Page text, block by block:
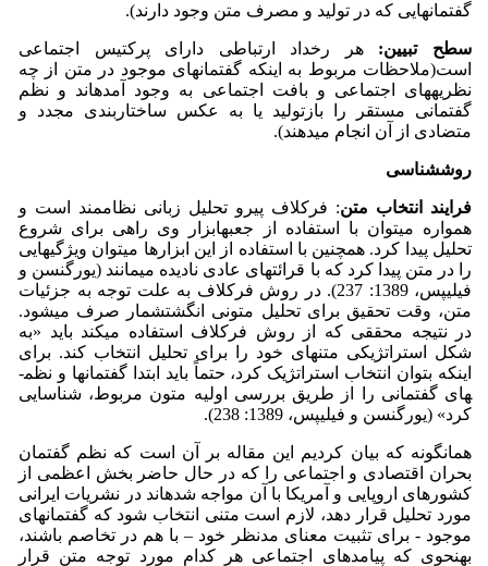
گفتمان­هایی که در تولید و مصرف متن وجود دارند).
سطح تبیین: هر رخداد ارتباطی دارای پرکتیس اجتماعی
است(ملاحظات مربوط به اینکه گفتمان­های موجود در متن از چه
نظریه­های اجتماعی و بافت اجتماعی به وجود آمده­اند و نظم
گفتمانی مستقر را بازتولید یا به عکس ساختاربندی مجدد و
متضادی از آن انجام می­دهند).
روش­شناسی
فرایند انتخاب متن: فرکلاف پیرو تحلیل زبانی نظام­مند است و
همواره می­توان با استفاده از جعبه­ابزار وی راهی برای شروع
تحلیل پیدا کرد. همچنین با استفاده از این ابزارها می­توان ویژگی­هایی
را در متن پیدا کرد که با قرائت­های عادی نادیده می­مانند (یورگنسن و
فیلیپس، 1389: 237). در روش فرکلاف به علت توجه به جزئیات
متن، وقت تحقیق برای تحلیل متونی انگشت­شمار صرف می­شود.
در نتیجه محققی که از روش فرکلاف استفاده می­کند باید «به
شکل استراتژیکی متن­های خود را برای تحلیل انتخاب کند. برای
اینکه بتوان انتخاب استراتژیک کرد، حتماً باید ابتدا گفتمان­ها و نظم­
های گفتمانی را از طریق بررسی اولیه متون مربوط، شناسایی
کرد» (یورگنسن و فیلیپس، 1389: 238).
همان­گونه که بیان کردیم این مقاله بر آن است که نظم گفتمان
بحران اقتصادی و اجتماعی را که در حال حاضر بخش اعظمی از
کشورهای اروپایی و آمریکا با آن مواجه شده­اند در نشریات ایرانی
مورد تحلیل قرار دهد، لازم است متنی انتخاب شود که گفتمان­های
موجود - برای تثبیت معنای مدنظر خود – با هم در تخاصم باشند،
به­نحوی که پیامدهای اجتماعی هر کدام مورد توجه متن قرار